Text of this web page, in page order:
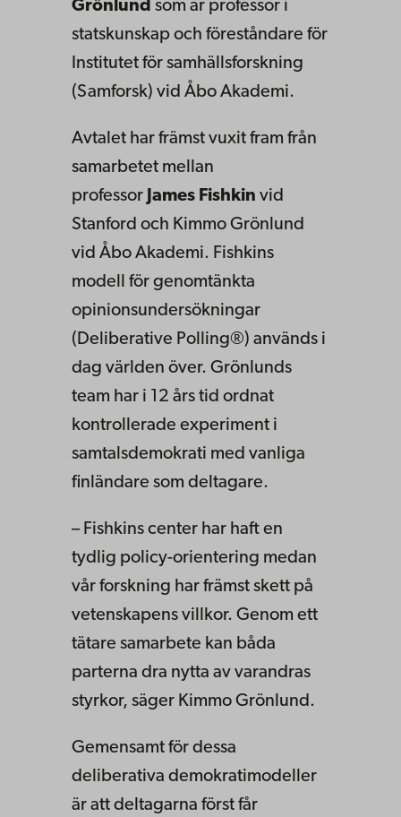
Grönlund som är professor i
statskunskap och föreståndare för
Institutet för samhällsforskning
(Samforsk) vid Åbo Akademi.
Avtalet har främst vuxit fram från
samarbetet mellan
professor James Fishkin vid
Stanford och Kimmo Grönlund
vid Åbo Akademi. Fishkins
modell för genomtänkta
opinionsundersökningar
(Deliberative Polling®) används i
dag världen över. Grönlunds
team har i 12 års tid ordnat
kontrollerade experiment i
samtalsdemokrati med vanliga
finländare som deltagare.
– Fishkins center har haft en
tydlig policy-orientering medan
vår forskning har främst skett på
vetenskapens villkor. Genom ett
tätare samarbete kan båda
parterna dra nytta av varandras
styrkor, säger Kimmo Grönlund.
Gemensamt för dessa
deliberativa demokratimodeller
är att deltagarna först får